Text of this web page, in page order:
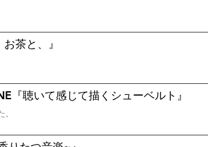
茶と、』
『聴いて感じて描くシューベルト』